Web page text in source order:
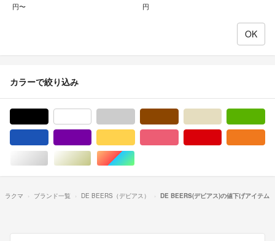
円〜 円
カラーで絞り込み
シルバー/銀色系ゴールド/金色系マルチカラー
ラクマ ブランド一覧 DE BEERS（デビアス） DE BEERS(デビアス)の値下げアイテム